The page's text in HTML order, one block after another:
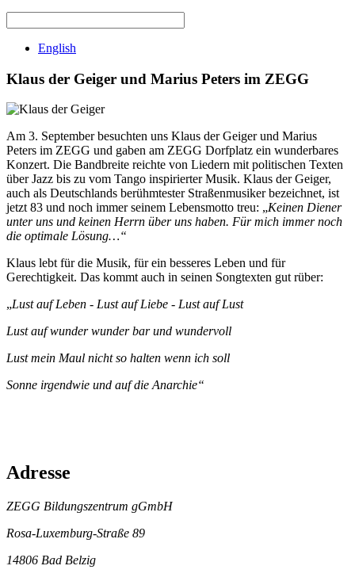
English
Klaus der Geiger und Marius Peters im ZEGG
Am 3. September besuchten uns Klaus der Geiger und Marius
Peters im ZEGG und gaben am ZEGG Dorfplatz ein wunderbares
Konzert. Die Bandbreite reichte von Liedern mit politischen Texten
über Jazz bis zu vom Tango inspirierter Musik. Klaus der Geiger,
auch als Deutschlands berühmtester Straßenmusiker bezeichnet, ist
jetzt 83 und noch immer seinem Lebensmotto treu: „Keinen Diener
unter uns und keinen Herrn über uns haben. Für mich immer noch
die optimale Lösung…“
Klaus lebt für die Musik, für ein besseres Leben und für
Gerechtigkeit. Das kommt auch in seinen Songtexten gut rüber:
„Lust auf Leben - Lust auf Liebe - Lust auf Lust
Lust auf wunder wunder bar und wundervoll
Lust mein Maul nicht so halten wenn ich soll
Sonne irgendwie und auf die Anarchie“
Adresse
ZEGG Bildungszentrum gGmbH
Rosa-Luxemburg-Straße 89
14806 Bad Belzig